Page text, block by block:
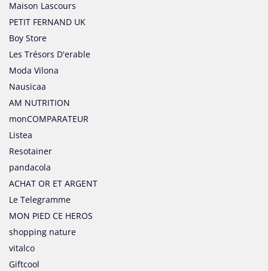
Maison Lascours
PETIT FERNAND UK
Boy Store
Les Trésors D'erable
Moda Vilona
Nausicaa
AM NUTRITION
monCOMPARATEUR
Listea
Resotainer
pandacola
ACHAT OR ET ARGENT
Le Telegramme
MON PIED CE HEROS
shopping nature
vitalco
Giftcool